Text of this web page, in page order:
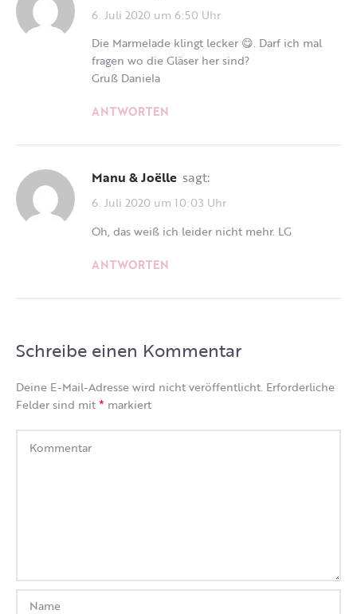
6. Juli 2020 um 6:50 Uhr
Die Marmelade klingt lecker 😋. Darf ich mal
fragen wo die Gläser her sind?
Gruß Daniela
ANTWORTEN
Manu & Joëlle sagt:
6. Juli 2020 um 10:03 Uhr
Oh, das weiß ich leider nicht mehr. LG
ANTWORTEN
Schreibe einen Kommentar
Deine E-Mail-Adresse wird nicht veröffentlicht. Erforderliche
Felder sind mit* markiert